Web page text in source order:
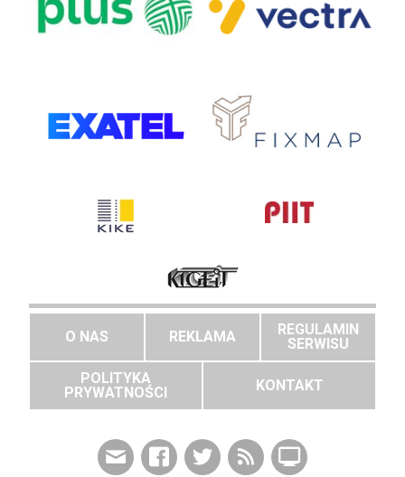
O NAS REKLAMA
REGULAMIN
SERWISU
POLITYKA
PRYWATNOŚCI
KONTAKT